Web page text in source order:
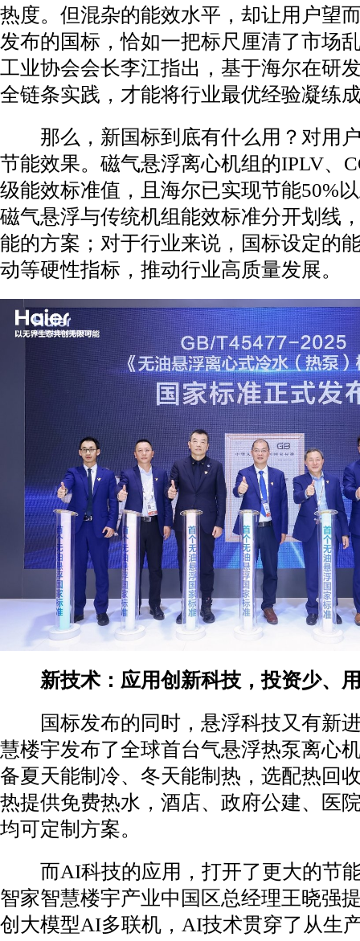
热度。但混杂的能效水平，却让用户望
发布的国标，恰如一把标尺厘清了市场
工业协会会长李江指出，基于海尔在研
全链条实践，才能将行业最优经验凝练
那么，新国标到底有什么用？对用户
节能效果。磁气悬浮离心机组的IPLV、
级能效标准值，且海尔已实现节能50%
磁气悬浮与传统机组能效标准分开划线
能的方案；对于行业来说，国标设定的
动等硬性指标，推动行业高质量发展。
新技术：应用创新科技，投资少、
国标发布的同时，悬浮科技又有新进
慧楼宇发布了全球首台气悬浮热泵离心
备夏天能制冷、冬天能制热，选配热回
热提供免费热水，酒店、政府公建、医
均可定制方案。
而AI科技的应用，打开了更大的节
智家智慧楼宇产业中国区总经理王晓强
创大模型AI多联机，AI技术贯穿了从生